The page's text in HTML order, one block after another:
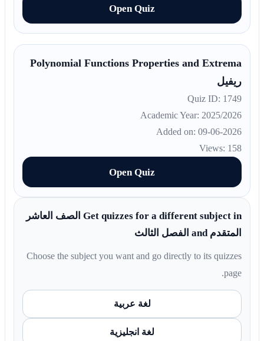
Open Quiz
Polynomial Functions Properties and Extrema
ريفيل
Quiz ID: 1749
Academic Year: 2025/2026
Added on: 09-06-2026
Views: 158
Open Quiz
Get quizzes for a different subject in الصف العاشر
المتقدم and الفصل الثالث
Choose the subject you want and go directly to its quizzes
page.
لغة عربية
لغة انجليزية